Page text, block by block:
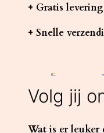
+ Gratis levering
+ Snelle
Volg jij
Wat is er leuker